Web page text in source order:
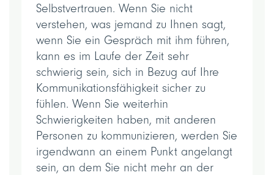
Selbstvertrauen. Wenn Sie nicht
verstehen, was jemand zu Ihnen sagt,
wenn Sie ein Gespräch mit ihm führen,
kann es im Laufe der Zeit sehr
schwierig sein, sich in Bezug auf Ihre
Kommunikationsfähigkeit sicher zu
fühlen. Wenn Sie weiterhin
Schwierigkeiten haben, mit anderen
Personen zu kommunizieren, werden Sie
irgendwann an einem Punkt angelangt
sein, an dem Sie nicht mehr an der